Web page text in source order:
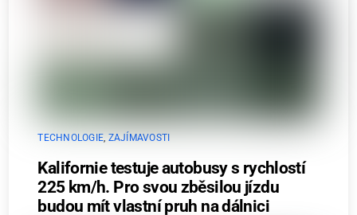
TECHNOLOGIE, ZAJÍMAVOSTI
Kalifornie testuje autobusy s rychlostí
225 km/h. Pro svou zběsilou jízdu
budou mít vlastní pruh na dálnici